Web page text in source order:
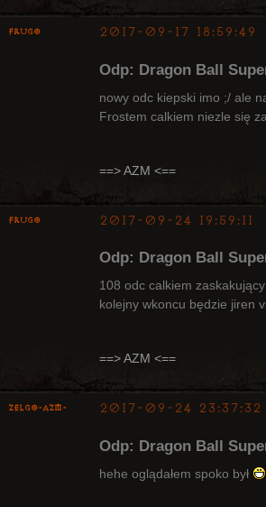
Frugo 2017-09-17 18:59:49
Odp: Dragon Ball
nowy odc kiepski imo ;/ ale
Frostem calkiem niezle się
==> AZM <==
Frugo 2017-09-24 19:59:11
Odp: Dragon Ball
108 odc calkiem
kolejny wkoncu będzie jiren
==> AZM <==
ZelgO-AZM- 2017-09-24 23:37:32
Odp: Dragon Ball
hehe oglądałem spoko był